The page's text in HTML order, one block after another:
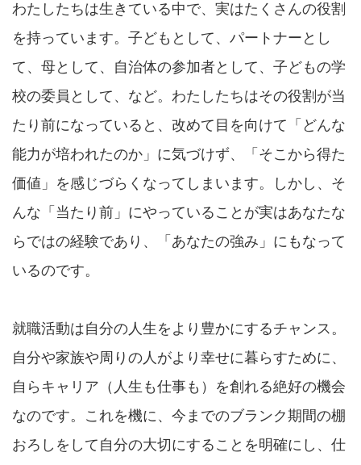
わたしたちは生きている中で、実はたくさんの役割
を持っています。子どもとして、パートナーとし
て、母として、自治体の参加者として、子どもの学
校の委員として、など。わたしたちはその役割が当
たり前になっていると、改めて目を向けて「どんな
能力が培われたのか」に気づけず、「そこから得た
価値」を感じづらくなってしまいます。しかし、そ
んな「当たり前」にやっていることが実はあなたな
らではの経験であり、「あなたの強み」にもなって
いるのです。
就職活動は自分の人生をより豊かにするチャンス。
自分や家族や周りの人がより幸せに暮らすために、
自らキャリア（人生も仕事も）を創れる絶好の機会
なのです。これを機に、今までのブランク期間の棚
おろしをして自分の大切にすることを明確にし、仕